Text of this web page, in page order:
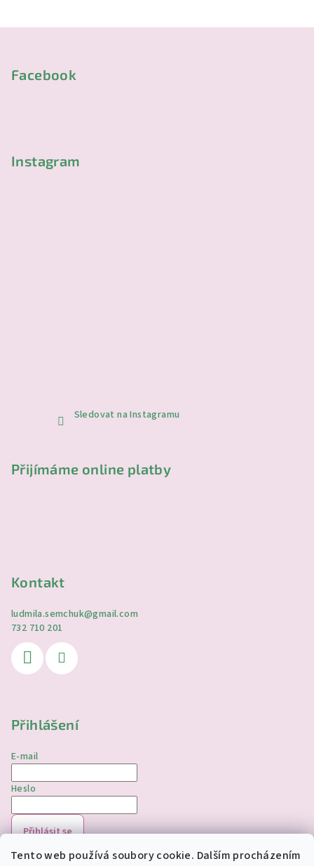
Tento web používá soubory cookie. Dalším procházením
Facebook
Instagram
Sledovat na Instagramu
Přijímáme online platby
Kontakt
ludmila.semchuk@gmail.com
732 710 201
Přihlášení
E-mail
Heslo
Přihlásit se
Nová registraceZapomenuté heslo